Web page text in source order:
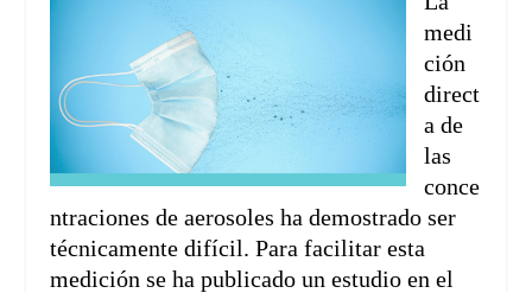
medi
ción
direct
a de
las
conce
ntraciones de aerosoles ha demostrado ser
técnicamente difícil. Para facilitar esta
medición se ha publicado un estudio en el